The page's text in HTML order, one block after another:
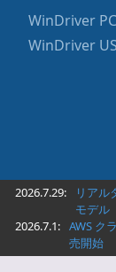
WinDriver
WinDriver
2026.7.29:
リアル
モデル
2026.7.1: AWS ク
売開始